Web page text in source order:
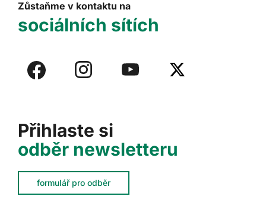
Přihlaste si
odběr newsletteru
formulář pro odběr
Zůstaňme v kontaktu na
sociálních sítích